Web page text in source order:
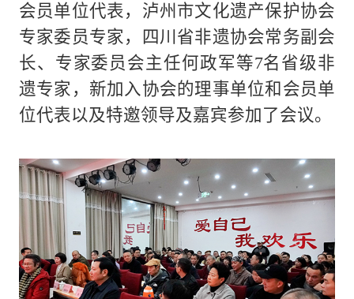
会员单位代表，泸州市文化遗产保护协会
专家委员专家，四川省非遗协会常务副会
长、专家委员会主任何政军等7名省级非
遗专家，新加入协会的理事单位和会员单
位代表以及特邀领导及嘉宾参加了会议。